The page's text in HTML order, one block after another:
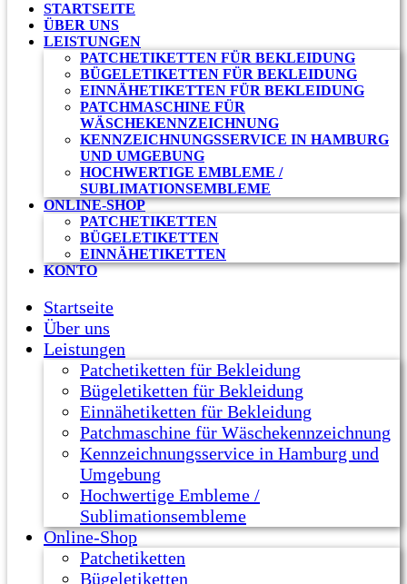
STARTSEITE
ÜBER UNS
LEISTUNGEN
PATCHETIKETTEN FÜR BEKLEIDUNG
BÜGELETIKETTEN FÜR BEKLEIDUNG
EINNÄHETIKETTEN FÜR BEKLEIDUNG
PATCHMASCHINE FÜR
WÄSCHEKENNZEICHNUNG
KENNZEICHNUNGSSERVICE IN HAMBURG
UND UMGEBUNG
HOCHWERTIGE EMBLEME /
SUBLIMATIONSEMBLEME
ONLINE-SHOP
PATCHETIKETTEN
BÜGELETIKETTEN
EINNÄHETIKETTEN
KONTO
Startseite
Über uns
Leistungen
Patchetiketten für Bekleidung
Bügeletiketten für Bekleidung
Einnähetiketten für Bekleidung
Patchmaschine für Wäschekennzeichnung
Kennzeichnungsservice in Hamburg und
Umgebung
Hochwertige Embleme /
Sublimationsembleme
Online-Shop
Patchetiketten
Bügeletiketten